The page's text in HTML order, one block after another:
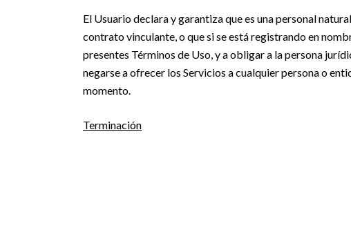
El Usuario declara y garantiza que es una personal
contrato vinculante, o que si se está registrando en
presentes Términos de Uso, y a obligar a la persona
negarse a ofrecer los Servicios a cualquier persona o
momento.
Terminación